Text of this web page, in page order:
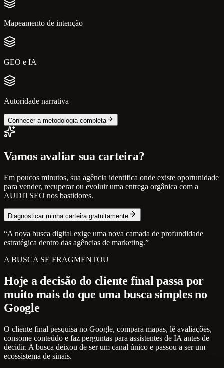
Mapeamento de intenção
GEO e IA
Autoridade narrativa
Conhecer a metodologia completa
Vamos avaliar sua carteira?
Em poucos minutos, sua agência identifica onde existe oportunidade
para vender, recuperar ou evoluir uma entrega orgânica com a
AUDITSEO nos bastidores.
Diagnosticar minha carteira gratuitamente
“A nova busca digital exige uma nova camada de profundidade
estratégica dentro das agências de marketing.”
A BUSCA SE FRAGMENTOU
Hoje a decisão do cliente final passa por
muito mais do que uma busca simples no
Google
O cliente final pesquisa no Google, compara mapas, lê avaliações,
consome conteúdo e faz perguntas para assistentes de IA antes de
decidir. A busca deixou de ser um canal único e passou a ser um
ecossistema de sinais.